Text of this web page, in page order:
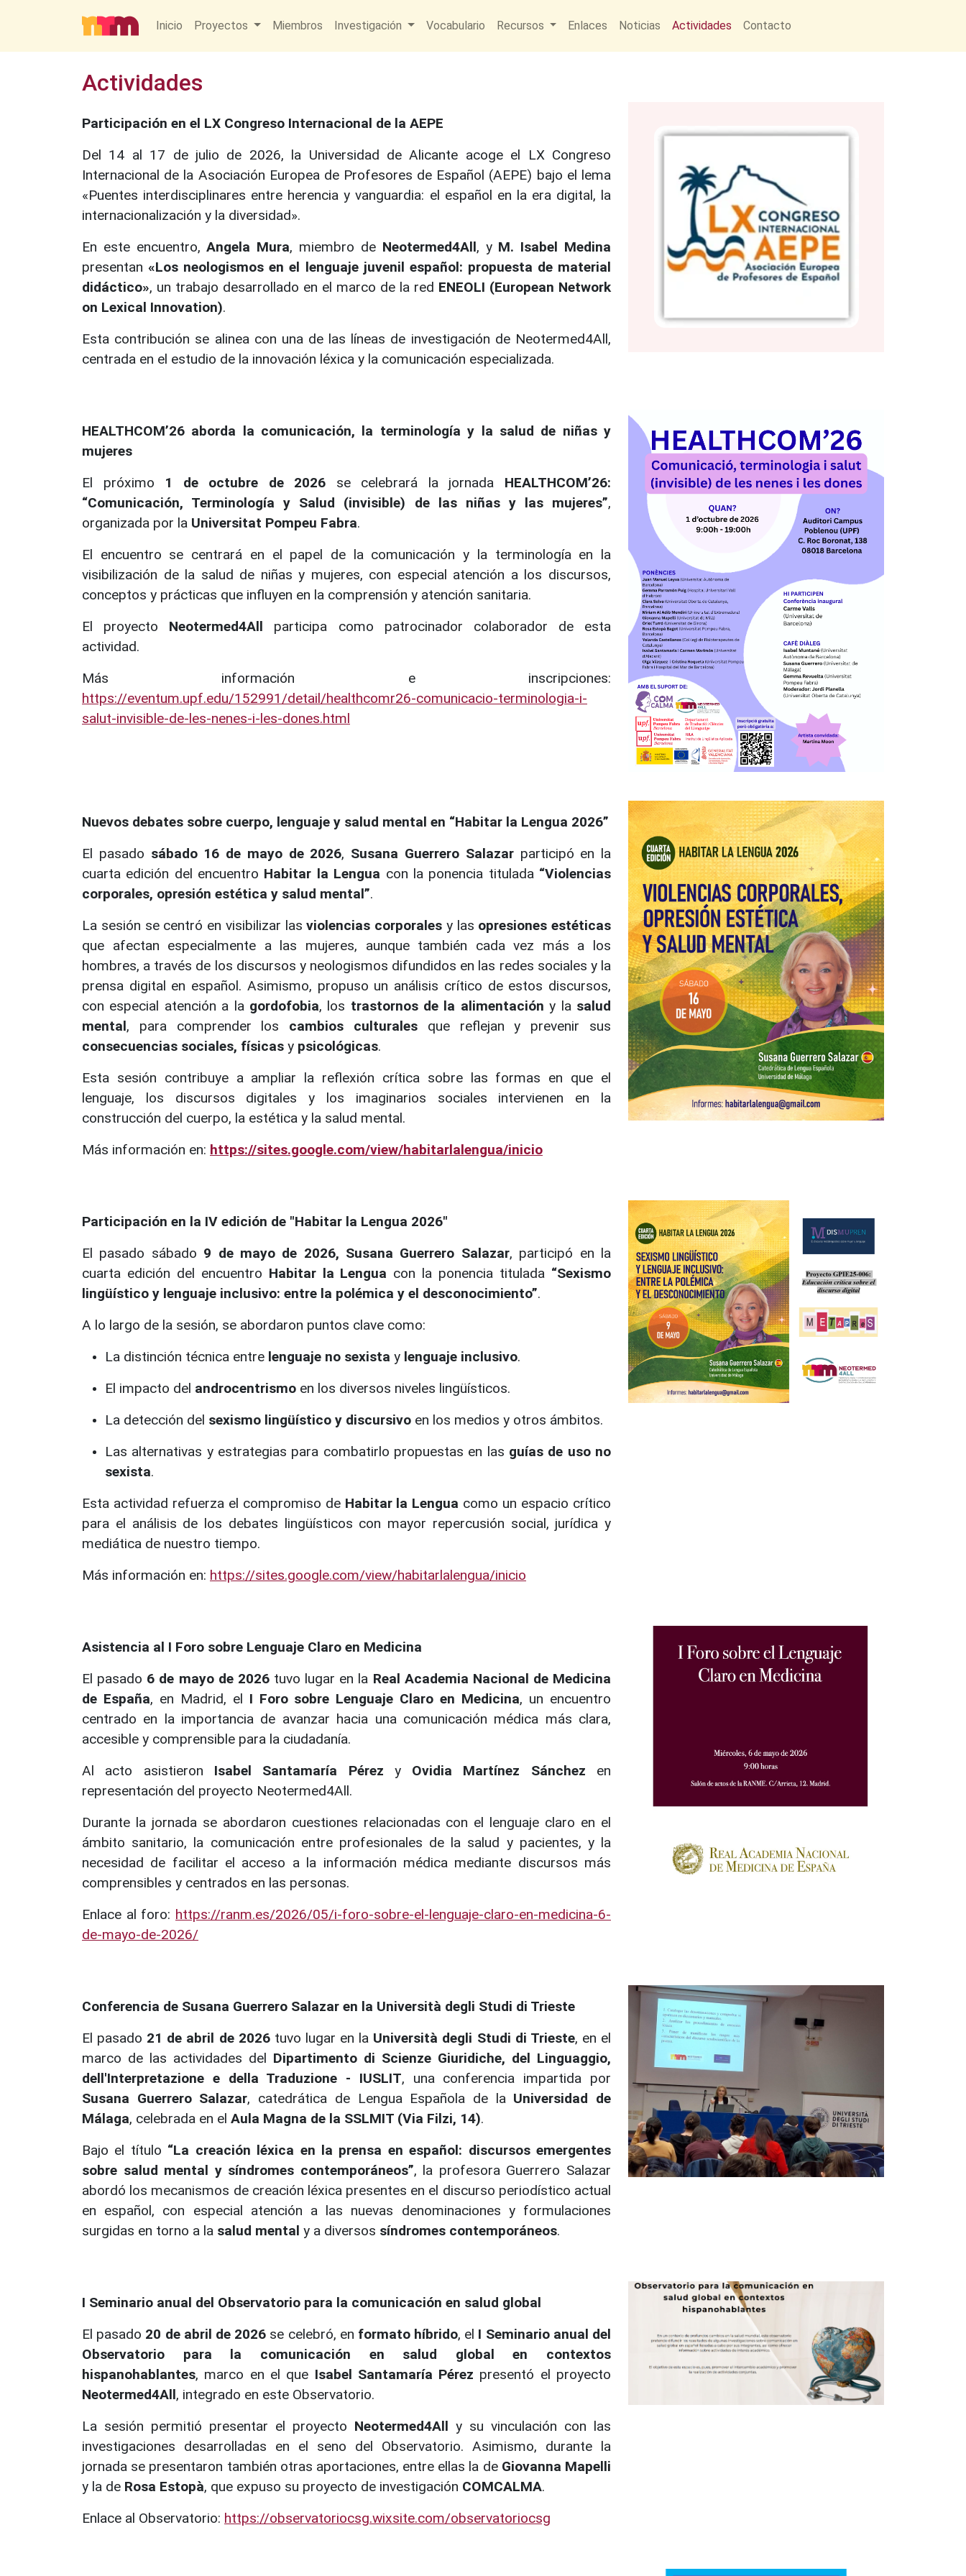
Inicio Proyectos Miembros Investigación Vocabulario Recursos Enlaces Noticias Actividades Contacto
Actividades
Participación en el LX Congreso Internacional de la AEPE
Del 14 al 17 de julio de 2026, la Universidad de Alicante acoge el LX Congreso
Internacional de la Asociación Europea de Profesores de Español (AEPE) bajo el lema
«Puentes interdisciplinares entre herencia y vanguardia: el español en la era digital, la
internacionalización y la diversidad».
En este encuentro,Angela Mura, miembro de Neotermed4All, y M. Isabel Medina
presentan«Los neologismos en el lenguaje juvenil español: propuesta de material
didáctico», un trabajo desarrollado en el marco de la red ENEOLI (European Network
on Lexical Innovation).
Esta contribución se alinea con una de las líneas de investigación de Neotermed4All,
centrada en el estudio de la innovación léxica y la comunicación especializada.
HEALTHCOM’26 aborda la comunicación, la terminología y la salud de niñas y
mujeres
El próximo 1 de octubre de 2026 se celebrará la jornada HEALTHCOM’26:
“Comunicación, Terminología y Salud (invisible) de las niñas y las mujeres”,
organizada por la Universitat Pompeu Fabra.
El encuentro se centrará en el papel de la comunicación y la terminología en la
visibilización de la salud de niñas y mujeres, con especial atención a los discursos,
conceptos y prácticas que influyen en la comprensión y atención sanitaria.
El proyecto Neotermed4All participa como patrocinador colaborador de esta
actividad.
Más información e inscripciones:
https://eventum.upf.edu/152991/detail/healthcomr26-comunicacio-terminologia-i-
salut-invisible-de-les-nenes-i-les-dones.html
Nuevos debates sobre cuerpo, lenguaje y salud mental en “Habitar la Lengua 2026”
El pasado sábado 16 de mayo de 2026, Susana Guerrero Salazarparticipó en la
cuarta edición del encuentro Habitar la Lengua con la ponencia titulada “Violencias
corporales, opresión estética y salud mental”.
La sesión se centró en visibilizar lasviolencias corporales y las opresiones estéticas
que afectan especialmente a las mujeres, aunque también cada vez más a los
hombres, a través de los discursos y neologismos difundidos en las redes sociales y la
prensa digital en español. Asimismo, propuso un análisis crítico de estos discursos,
con especial atención a la gordofobia, los trastornos de la alimentación y la salud
mental, para comprender los cambios culturales que reflejan y prevenir sus
consecuencias sociales, físicas y psicológicas.
Esta sesión contribuye a ampliar la reflexión crítica sobre las formas en que el
lenguaje, los discursos digitales y los imaginarios sociales intervienen en la
construcción del cuerpo, la estética y la salud mental.
Más información en: https://sites.google.com/view/habitarlalengua/inicio
Participación en la IV edición de "Habitar la Lengua 2026"
El pasado sábado 9 de mayo de 2026, Susana Guerrero Salazar, participó en la
cuarta edición del encuentro Habitar la Lengua con la ponencia titulada “Sexismo
lingüístico y lenguaje inclusivo: entre la polémica y el desconocimiento”.
A lo largo de la sesión, se abordaron puntos clave como:
La distinción técnica entre lenguaje no sexista y lenguaje inclusivo.
El impacto del androcentrismo en los diversos niveles lingüísticos.
La detección del sexismo lingüístico y discursivo en los medios y otros ámbitos.
Las alternativas y estrategias para combatirlo propuestas en las guías de uso no
sexista.
Esta actividad refuerza el compromiso de Habitar la Lengua como un espacio crítico
para el análisis de los debates lingüísticos con mayor repercusión social, jurídica y
mediática de nuestro tiempo.
Más información en: https://sites.google.com/view/habitarlalengua/inicio
Asistencia al I Foro sobre Lenguaje Claro en Medicina
El pasado 6 de mayo de 2026tuvo lugar en la Real Academia Nacional de Medicina
de España, en Madrid, el I Foro sobre Lenguaje Claro en Medicina, un encuentro
centrado en la importancia de avanzar hacia una comunicación médica más clara,
accesible y comprensible para la ciudadanía.
Al acto asistieron Isabel Santamaría Pérez y Ovidia Martínez Sánchez en
representación del proyecto Neotermed4All.
Durante la jornada se abordaron cuestiones relacionadas con el lenguaje claro en el
ámbito sanitario, la comunicación entre profesionales de la salud y pacientes, y la
necesidad de facilitar el acceso a la información médica mediante discursos más
comprensibles y centrados en las personas.
Enlace al foro: https://ranm.es/2026/05/i-foro-sobre-el-lenguaje-claro-en-medicina-6-
de-mayo-de-2026/
Conferencia de Susana Guerrero Salazar en la Università degli Studi di Trieste
El pasado 21 de abril de 2026tuvo lugar en la Università degli Studi di Trieste, en el
marco de las actividades del Dipartimento di Scienze Giuridiche, del Linguaggio,
dell'Interpretazione e della Traduzione - IUSLIT, una conferencia impartida por
Susana Guerrero Salazar, catedrática de Lengua Española de la Universidad de
Málaga, celebrada en el Aula Magna de la SSLMIT (Via Filzi, 14).
Bajo el título “La creación léxica en la prensa en español: discursos emergentes
sobre salud mental y síndromes contemporáneos”, la profesora Guerrero Salazar
abordó los mecanismos de creación léxica presentes en el discurso periodístico actual
en español, con especial atención a las nuevas denominaciones y formulaciones
surgidas en torno a la salud mental y a diversos síndromes contemporáneos.
I Seminario anual del Observatorio para la comunicación en salud global
El pasado 20 de abril de 2026 se celebró, en formato híbrido, el I Seminario anual del
Observatorio para la comunicación en salud global en contextos
hispanohablantes, marco en el que Isabel Santamaría Pérez presentó el proyecto
Neotermed4All, integrado en este Observatorio.
La sesión permitió presentar el proyecto Neotermed4All y su vinculación con las
investigaciones desarrolladas en el seno del Observatorio. Asimismo, durante la
jornada se presentaron también otras aportaciones, entre ellas la de Giovanna Mapelli
y la de Rosa Estopà, que expuso su proyecto de investigación COMCALMA.
Enlace al Observatorio: https://observatoriocsg.wixsite.com/observatoriocsg